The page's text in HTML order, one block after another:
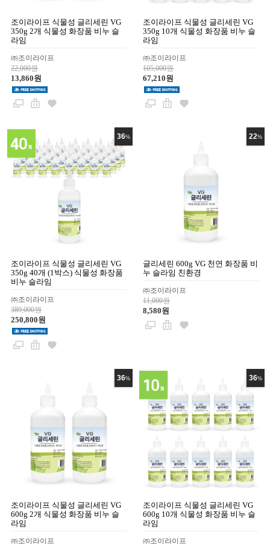
조이라이프 식물성 글리세린 VG
350g 2개 식물성 화장품 비누 슬
라임
㈜조이라이프
22,000원
13,860원
조이라이프 식물성 글리세린 VG
350g 10개 식물성 화장품 비누 슬
라임
㈜조이라이프
105,000원
67,210원
36%
조이라이프 식물성 글리세린 VG
350g 40개 (1박스) 식물성 화장품
비누 슬라임
㈜조이라이프
389,000원
250,800원
22%
글리세린 600g VG 천연 화장품 비
누 슬라임 친환경
㈜조이라이프
11,000원
8,580원
36%
조이라이프 식물성 글리세린 VG
600g 2개 식물성 화장품 비누 슬
라임
㈜조이라이프
36%
조이라이프 식물성 글리세린 VG
600g 10개 식물성 화장품 비누 슬
라임
㈜조이라이프